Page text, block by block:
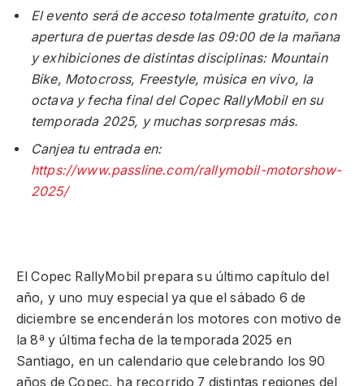
El evento será de acceso totalmente gratuito, con
apertura de puertas desde las 09:00 de la mañana
y exhibiciones de distintas disciplinas: Mountain
Bike, Motocross, Freestyle, música en vivo, la
octava y fecha final del Copec RallyMobil en su
temporada 2025, y muchas sorpresas más.
Canjea tu entrada en:
https://www.passline.com/rallymobil-motorshow-
2025/
El Copec RallyMobil prepara su último capítulo del
año, y uno muy especial ya que el sábado 6 de
diciembre se encenderán los motores con motivo de
la 8ª y última fecha de la temporada 2025 en
Santiago, en un calendario que celebrando los 90
años de Copec, ha recorrido 7 distintas regiones del